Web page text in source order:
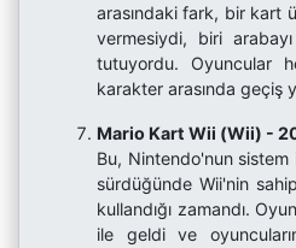
arasındaki fark, bir kart
vermesiydi, biri
tutuyordu. Oyuncular
karakter arasında geçiş
Mario Kart Wii (Wii) -
Bu, Nintendo'nun sistem
sürdüğünde Wii'nin
kullandığı zamandı.
ile geldi ve